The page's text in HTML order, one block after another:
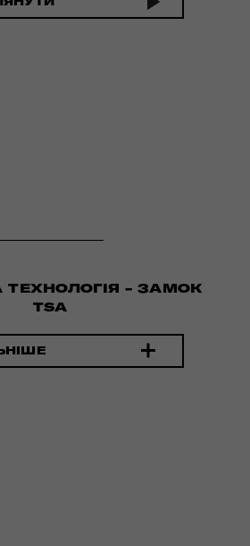
ТЕХНОЛОГІЯ - ЗАМОК
TSA